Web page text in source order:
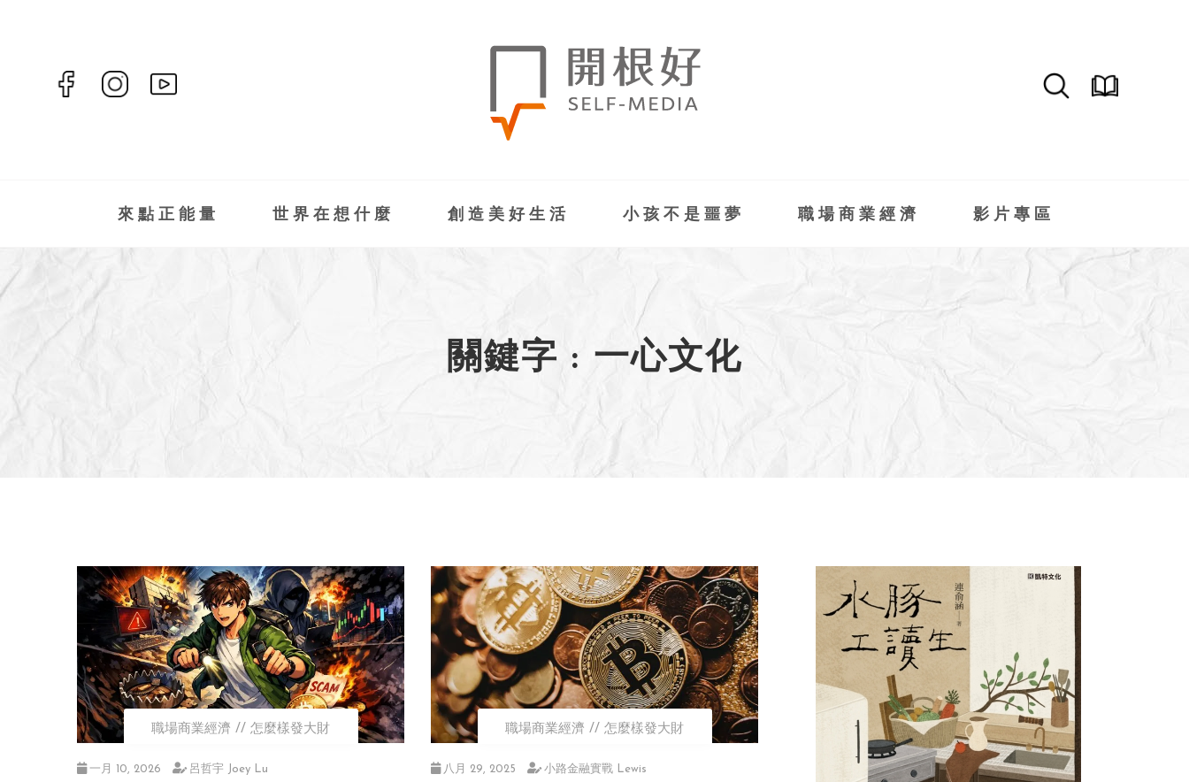
來點正能量 世界在想什麼 創造美好生活 小孩不是噩夢 職場商業經濟 影片專區
關鍵字 : 一心文化
職場商業經濟 怎麼樣發大財
一月 10, 2026 呂哲宇 Joey Lu
職場商業經濟 怎麼樣發大財
八月 29, 2025 小路金融實戰 Lewis